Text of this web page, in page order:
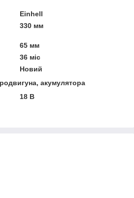
Einhell
330 мм
65 мм
36 міс
Новий
акумулятора
18 В